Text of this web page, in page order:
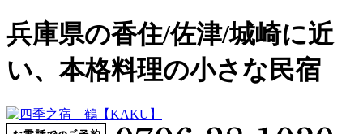
兵庫県の香住/佐津/城崎に近
い、本格料理の小さな民宿